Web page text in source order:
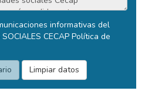
informativas del
CECAP Política de